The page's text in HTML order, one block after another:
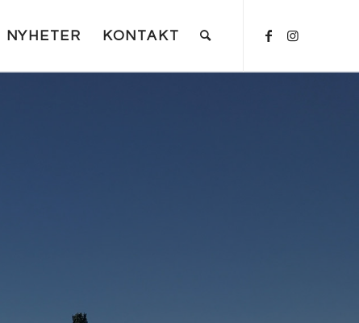
NYHETER KONTAKT